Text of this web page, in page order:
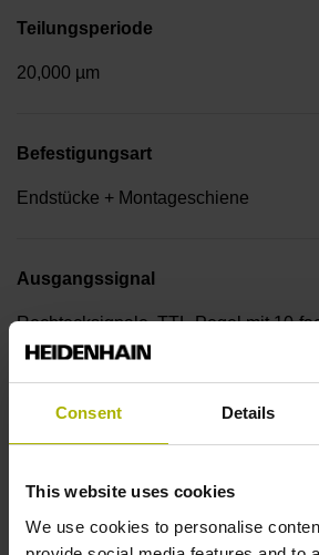
Consent Details
This website uses cookies
We use cookies to personalise
Teilungsperiode
20,000 µm
Befestigungsart
Endstücke + Montageschiene
Ausgangssignal
Rechtecksignale, TTL-Pegel mit 10-
Referenzmarkenlage
ML/2 - in der Mitte der Messlänge
Weitere Referenzmarken